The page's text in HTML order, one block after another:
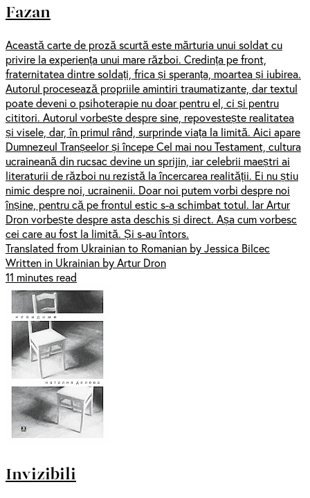
Fazan
Această carte de proză scurtă este mărturia unui soldat cu
privire la experiența unui mare război. Credința pe front,
fraternitatea dintre soldați, frica și speranța, moartea și iubirea.
Autorul procesează propriile amintiri traumatizante, dar textul
poate deveni o psihoterapie nu doar pentru el, ci și pentru
cititori. Autorul vorbește despre sine, repovestește realitatea
și visele, dar, în primul rând, surprinde viața la limită. Aici apare
Dumnezeul Tranșeelor și începe Cel mai nou Testament, cultura
ucraineană din rucsac devine un sprijin, iar celebrii maeștri ai
literaturii de război nu rezistă la încercarea realității. Ei nu știu
nimic despre noi, ucrainenii. Doar noi putem vorbi despre noi
înșine, pentru că pe frontul estic s-a schimbat totul. Iar Artur
Dron vorbește despre asta deschis și direct. Așa cum vorbesc
cei care au fost la limită. Și s-au întors.
Translated from Ukrainian to Romanian by Jessica Bilcec
Written in Ukrainian by Artur Dron
11 minutes read
Invizibili